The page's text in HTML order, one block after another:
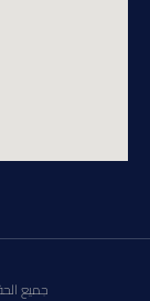
جميع